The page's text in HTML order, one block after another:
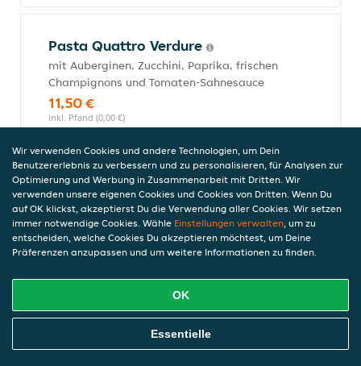
Pasta Quattro Verdure
mit Auberginen, Zucchini, Paprika, frischen
Champignons und Tomaten-Sahnesauce
11,50 €
inkl. Pfand (0,00 €)
Pasta Frutti di Mare
mit Meeresfrüchten und leichter
Tomatensauce
12,50 €
inkl. Pfand (0,00 €)
Pasta Mare e Monti
Online Essen Bestellen
Wir verwenden Cookies und andere Technologien, um Dein
Benutzererlebnis zu verbessern und zu personalisieren, für Analysen zur
Optimierung und Werbung in Zusammenarbeit mit Dritten. Wir
verwenden unsere eigenen Cookies und Cookies von Dritten. Wenn Du
auf OK klickst, akzeptierst Du die Verwendung aller Cookies. Wir setzen
immer notwendige Cookies. Wähle Einstellungen verwalten, um zu
entscheiden, welche Cookies Du akzeptieren möchtest, um Deine
Präferenzen anzupassen und um weitere Informationen zu finden.
OK
Essentielle